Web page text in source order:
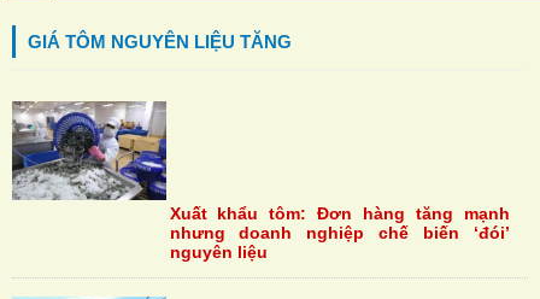
GIÁ TÔM NGUYÊN LIỆU TĂNG
Xuất khẩu tôm: Đơn hàng tăng mạnh
nhưng doanh nghiệp chế biến ‘đói’
nguyên liệu